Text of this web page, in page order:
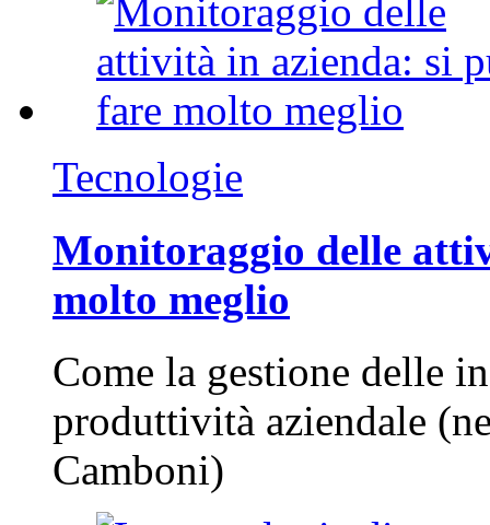
Tecnologie
Monitoraggio delle
molto meglio
Come la gestione delle
produttività aziendale
Camboni)